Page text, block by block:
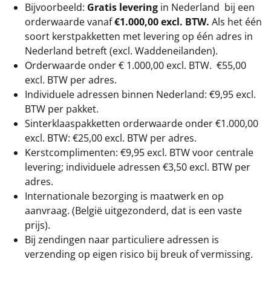
Bijvoorbeeld: Gratis levering in Nederland bij een
orderwaarde vanaf€1.000,00 excl. BTW. Als het één
soort kerstpakketten met levering op één adres in
Nederland betreft (excl. Waddeneilanden).
Orderwaarde onder € 1.000,00 excl. BTW. €55,00
excl. BTW per adres.
Individuele adressen binnen Nederland: €9,95 excl.
BTW per pakket.
Sinterklaaspakketten orderwaarde onder €1.000,00
excl. BTW: €25,00 excl. BTW per adres.
Kerstcomplimenten: €9,95 excl. BTW voor centrale
levering; individuele adressen €3,50 excl. BTW per
adres.
Internationale bezorging is maatwerk en op
aanvraag. (België uitgezonderd, dat is een vaste
prijs).
Bij zendingen naar particuliere adressen is
verzending op eigen risico bij breuk of vermissing.